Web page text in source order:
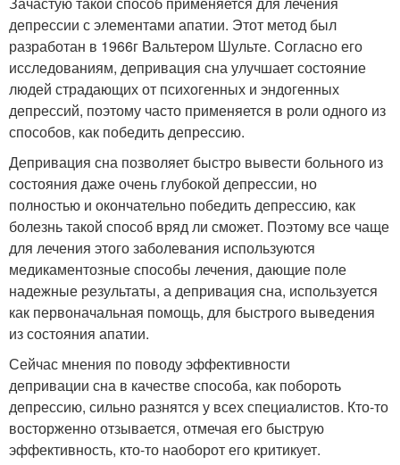
депрессии с элементами апатии. Этот метод был
разработан в 1966г Вальтером Шульте. Согласно его
исследованиям, депривация сна улучшает состояние
людей страдающих от психогенных и эндогенных
депрессий, поэтому часто применяется в роли одного из
способов, как победить депрессию.
Депривация сна позволяет быстро вывести больного из
состояния даже очень глубокой депрессии, но
полностью и окончательно победить депрессию, как
болезнь такой способ вряд ли сможет. Поэтому все чаще
для лечения этого заболевания используются
медикаментозные способы лечения, дающие поле
надежные результаты, а депривация сна, используется
как первоначальная помощь, для быстрого выведения
из состояния апатии.
Сейчас мнения по поводу эффективности
депривации сна в качестве способа, как побороть
депрессию, сильно разнятся у всех специалистов. Кто-то
восторженно отзывается, отмечая его быструю
эффективность, кто-то наоборот его критикует.